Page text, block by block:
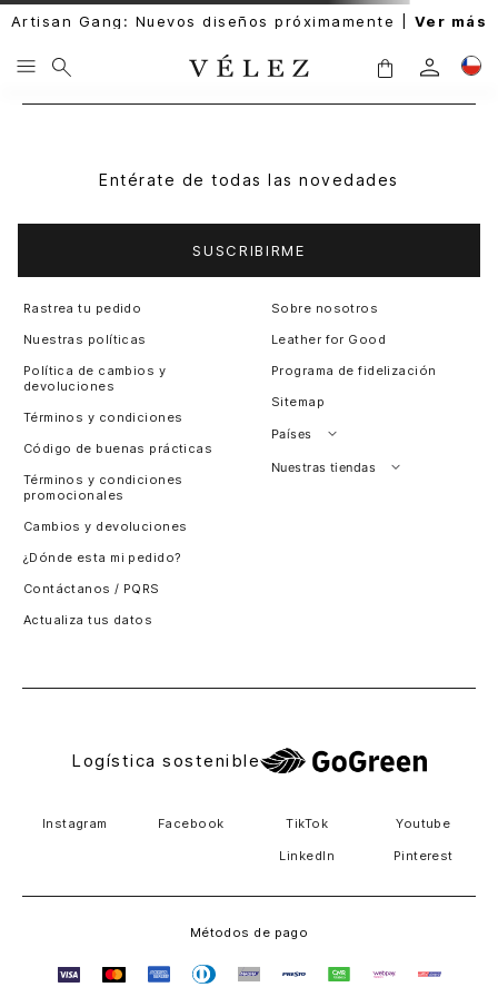
Artisan Gang: Nuevos diseños próximamente | Ver más
Entérate de todas las novedades
SUSCRIBIRME
Rastrea tu pedido
Nuestras políticas
Política de cambios y
devoluciones
Términos y condiciones
Código de buenas prácticas
Términos y condiciones
promocionales
Cambios y devoluciones
¿Dónde esta mi pedido?
Contáctanos / PQRS
Actualiza tus datos
Sobre nosotros
Leather for Good
Programa de fidelización
Sitemap
Países
Perú
Nuestras tiendas
Logística sostenible
Instagram Facebook TikTok Youtube
LinkedIn Pinterest
Métodos de pago